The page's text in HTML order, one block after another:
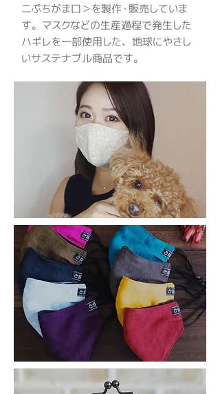
ニぷちがま口＞を製作・販売していま
す。マスクなどの生産過程で発生した
ハギレを一部使用した、地球にやさし
いサステナブル商品です。